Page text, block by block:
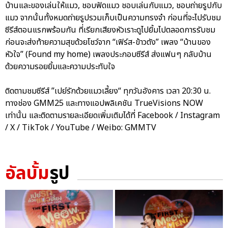
บ้านและของเล่นให้แมว, ชอบฟัดแมว ชอบเล่นกับแมว, ชอบถ่ายรูปกับ
แมว จากนั้นทั้งหมดถ่ายรูปรวมเก็บเป็นความทรงจำ ก่อนที่จะไปรับชม
ซีรีส์ตอนแรกพร้อมกัน ที่เรียกเสียงหัวเราะดูไปยิ้มไปตลอดการรับชม
ก่อนจะส่งท้ายความสุขด้วยโชว์จาก “เฟิร์ส-ข้าวตัง” เพลง “บ้านของ
หัวใจ” (Found my home) เพลงประกอบซีรีส์ ส่งแฟนๆ กลับบ้าน
ด้วยความรอยยิ้มและความประทับใจ
ติดตามชมซีรีส์ ”เปย์รักด้วยแมวเลี้ยง“ ทุกวันอังคาร เวลา 20:30 น.
ทางช่อง GMM25 และทางแอปพลิเคชัน TrueVisions NOW
เท่านั้น และติดตามรายละเอียดเพิ่มเติมได้ที่ Facebook / Instagram
/ X / TikTok / YouTube / Weibo: GMMTV
อัลบั้มรูป